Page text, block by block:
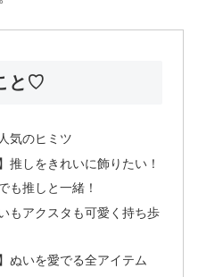
と♡
気のヒミツ
推しをきれいに飾りたい！
も推しと一緒！
もアクスタも可愛く持ち歩
ぬいを愛でる全アイテム